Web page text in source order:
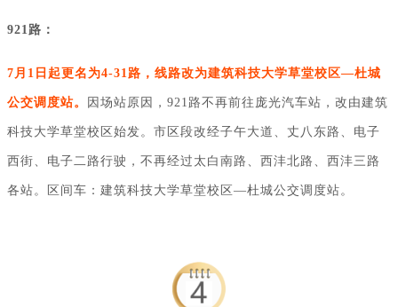
921路：
7月1日起更名为4-31路，线路改为建筑科技大学草堂校区—杜城
公交调度站。 因场站原因，921路不再前往庞光汽车站，改由建筑
科技大学草堂校区始发。市区段改经子午大道、丈八东路、电子
西街、电子二路行驶，不再经过太白南路、西沣北路、西沣三路
各站。区间车：建筑科技大学草堂校区—杜城公交调度站。